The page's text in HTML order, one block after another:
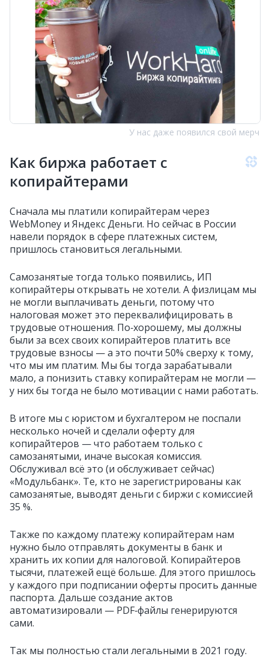
У нас даже появился свой мерч
Как биржа работает с
копирайтерами
Сначала мы платили копирайтерам через
WebMoney и Яндекс Деньги. Но сейчас в России
навели порядок в сфере платежных систем,
пришлось становиться легальными.
Самозанятые тогда только появились, ИП
копирайтеры открывать не хотели. А физлицам мы
не могли выплачивать деньги, потому что
налоговая может это переквалифицировать в
трудовые отношения. По‑хорошему, мы должны
были за всех своих копирайтеров платить все
трудовые взносы — а это почти 50% сверху к тому,
что мы им платим. Мы бы тогда зарабатывали
мало, а понизить ставку копирайтерам не могли —
у них бы тогда не было мотивации с нами работать.
В итоге мы с юристом и бухгалтером не поспали
несколько ночей и сделали оферту для
копирайтеров — что работаем только с
самозанятыми, иначе высокая комиссия.
Обслуживал всё это (и обслуживает сейчас)
«Модульбанк». Те, кто не зарегистрированы как
самозанятые, выводят деньги с биржи с комиссией
35 %.
Также по каждому платежу копирайтерам нам
нужно было отправлять документы в банк и
хранить их копии для налоговой. Копирайтеров
тысячи, платежей ещё больше. Для этого пришлось
у каждого при подписании оферты просить данные
паспорта. Дальше создание актов
автоматизировали — PDF‑файлы генерируются
сами.
Так мы полностью стали легальными в 2021 году.